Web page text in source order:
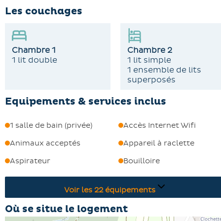
Les couchages
Chambre 1
1 lit double
Chambre 2
1 lit simple
1 ensemble de lits
superposés
Equipements & services inclus
1 salle de bain (privée)
Accès Internet Wifi
Animaux acceptés
Appareil à raclette
Aspirateur
Bouilloire
Voir les 22 équipements
Où se situe le logement